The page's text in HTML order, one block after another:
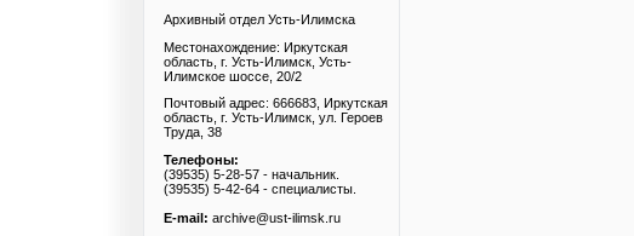
Архивный отдел Усть-Илимска
Местонахождение: Иркутская
область, г. Усть-Илимск, Усть-
Илимское шоссе, 20/2
Почтовый адрес: 666683, Иркутская
область, г. Усть-Илимск, ул. Героев
Труда, 38
Телефоны:
(39535) 5-28-57 - начальник.
(39535) 5-42-64 - специалисты.
E-mail: archive@ust-ilimsk.ru